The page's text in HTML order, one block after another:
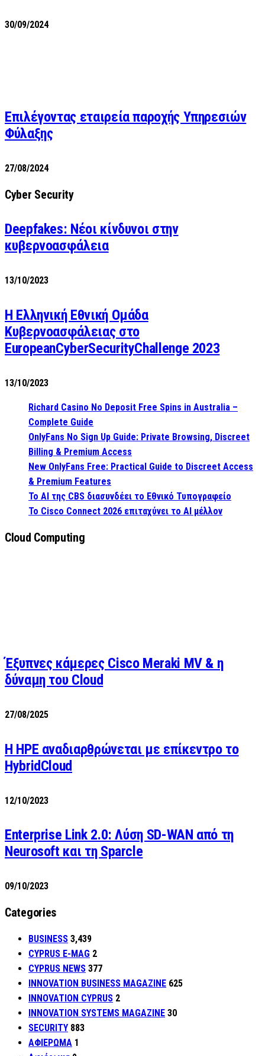
30/09/2024
Επιλέγοντας εταιρεία παροχής Υπηρεσιών
Φύλαξης
27/08/2024
Cyber Security
Deepfakes: Νέοι κίνδυνοι στην
κυβερνοασφάλεια
13/10/2023
Η Ελληνική Εθνική Ομάδα
Κυβερνοασφάλειας στο
EuropeanCyberSecurityChallenge 2023
13/10/2023
Richard Casino No Deposit Free Spins in Australia –
Complete Guide
OnlyFans No Sign Up Guide: Private Browsing, Discreet
Billing & Premium Access
New OnlyFans Free: Practical Guide to Discreet Access
& Premium Features
Το AI της CBS διασυνδέει το Εθνικό Τυπογραφείο
Το Cisco Connect 2026 επιταχύνει το AI μέλλον
Cloud Computing
Έξυπνες κάμερες Cisco Meraki MV & η
δύναμη του Cloud
27/08/2025
H HPE αναδιαρθρώνεται με επίκεντρο το
HybridCloud
12/10/2023
Enterprise Link 2.0: Λύση SD-WAN από τη
Neurosoft και τη Sparcle
09/10/2023
Categories
BUSINESS 3,439
CYPRUS E-MAG 2
CYPRUS NEWS 377
INNOVATION BUSINESS MAGAZINE 625
INNOVATION CYPRUS 2
INNOVATION SYSTEMS MAGAZINE 30
SECURITY 883
ΑΦΙΕΡΩΜΑ 1